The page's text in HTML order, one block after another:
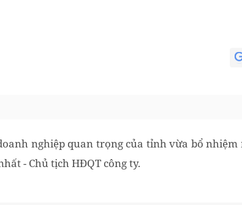
nghiệp quan trọng của tỉnh vừa bổ
- Chủ tịch HĐQT công ty.